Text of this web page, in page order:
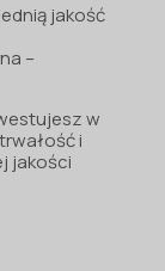
jakość
–
w
i
jakości